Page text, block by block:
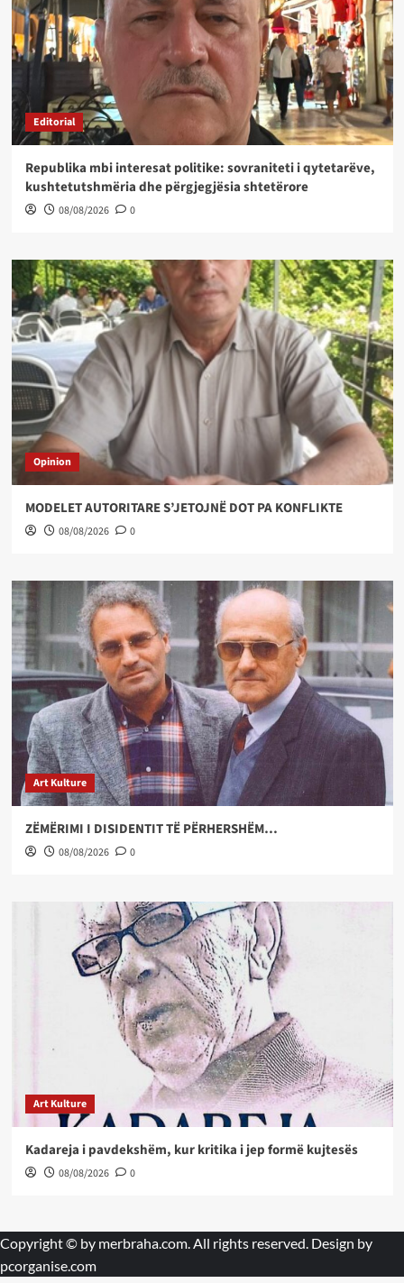
Editorial
Republika mbi interesat politike: sovraniteti i qytetarëve,
kushtetutshmëria dhe përgjegjësia shtetërore
08/08/2026 0
Opinion
MODELET AUTORITARE S’JETOJNË DOT PA KONFLIKTE
08/08/2026 0
Art Kulture
ZËMËRIMI I DISIDENTIT TË PËRHERSHËM…
08/08/2026 0
Art Kulture
Kadareja i pavdekshëm, kur kritika i jep formë kujtesës
08/08/2026 0
Copyright © by merbraha.com . All rights reserved. Design by
pcorganise.com